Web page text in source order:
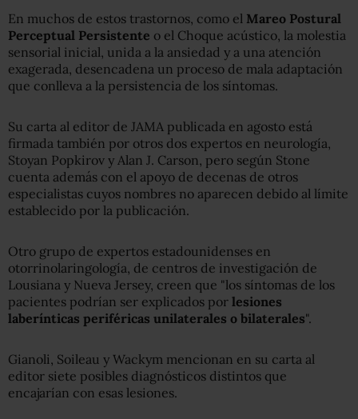
En muchos de estos trastornos, como el Mareo Postural
Perceptual Persistente o el Choque acústico, la molestia
sensorial inicial, unida a la ansiedad y a una atención
exagerada, desencadena un proceso de mala adaptación
que conlleva a la persistencia de los síntomas.
Su carta al editor de JAMA publicada en agosto está
firmada también por otros dos expertos en neurología,
Stoyan Popkirov y Alan J. Carson, pero según Stone
cuenta además con el apoyo de decenas de otros
especialistas cuyos nombres no aparecen debido al límite
establecido por la publicación.
Otro grupo de expertos estadounidenses en
otorrinolaringología, de centros de investigación de
Lousiana y Nueva Jersey, creen que "los síntomas de los
pacientes podrían ser explicados por lesiones
laberínticas periféricas unilaterales o bilaterales".
Gianoli, Soileau y Wackym mencionan en su carta al
editor siete posibles diagnósticos distintos que
encajarían con esas lesiones.